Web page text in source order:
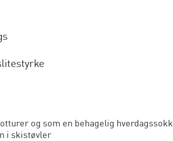
og som en behagelig hverdagssokk
i skistøvler